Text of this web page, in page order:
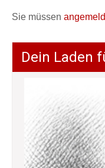
Sie müssen
Dein Laden